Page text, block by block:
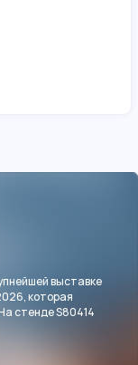
выставке
которая
стенде S80414